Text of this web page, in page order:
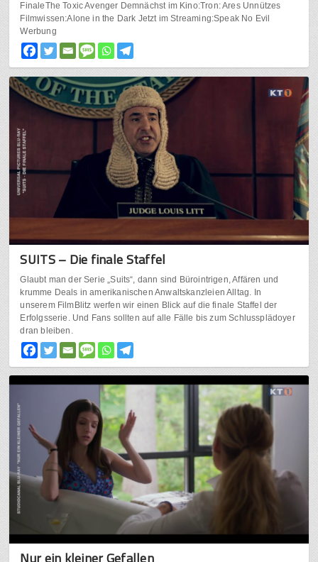
FinaleThe Toxic Avenger Demnächst im Kino:Tron: Ares Unnützes
Filmwissen:Alone in the Dark Jetzt im Streaming:Speak No Evil
Werbung
SUITS – Die finale Staffel
Glaubt man der Serie „Suits“, dann sind Bürointrigen, Affären und
krumme Deals in amerikanischen Anwaltskanzleien Alltag. In
unserem FilmBlitz werfen wir einen Blick auf die finale Staffel der
Erfolgsserie. Und Fans sollten auf alle Fälle bis zum Schlussplädoyer
dran bleiben.